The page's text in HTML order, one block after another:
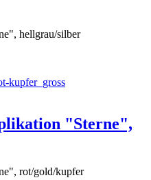
hellgrau/silber
"Sterne",
rot/gold/kupfer